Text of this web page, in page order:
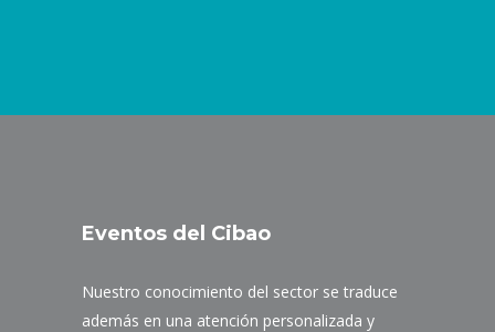
Eventos del Cibao
Nuestro conocimiento del sector se traduce
además en una atención personalizada y